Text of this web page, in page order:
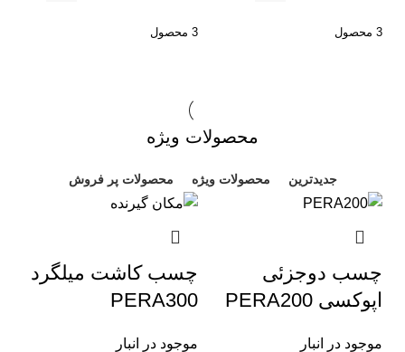
3 محصول 3 محصول
محصولات ویژه
جدیدترین محصولات ویژه محصولات پر فروش
چسب دوجزئی
اپوکسی PERA200
موجود در انبار
چسب کاشت میلگرد
PERA300
موجود در انبار